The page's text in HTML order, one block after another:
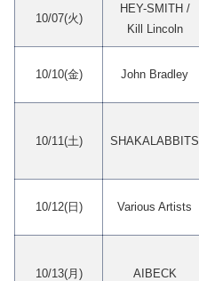
10/07(火)
HEY-SMITH /
Kill Lincoln
10/10(金) John Bradley
10/11(土) SHAKALABBITS
10/12(日) Various Artists
10/13(月) AIBECK